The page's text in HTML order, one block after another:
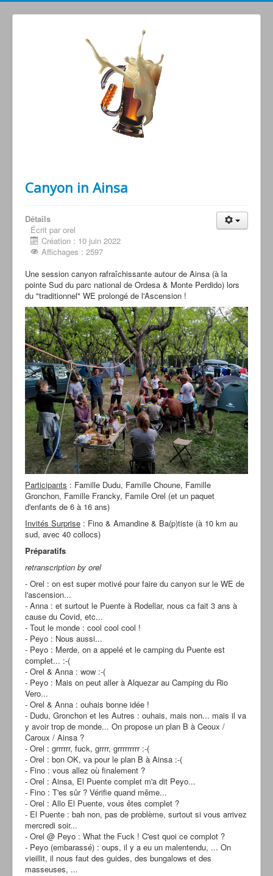
Canyon in Ainsa
Détails
Écrit par orel
Création : 10 juin 2022
Affichages : 2597
Une session canyon rafraîchissante autour de Ainsa (à la
pointe Sud du parc national de Ordesa & Monte Perdido) lors
du "traditionnel" WE prolongé de l'Ascension !
Participants : Famille Dudu, Famille Choune, Famille
Gronchon, Famille Francky, Famile Orel (et un paquet
d'enfants de 6 à 16 ans)
Invités Surprise : Fino & Amandine & Ba(p)tiste (à 10 km au
sud, avec 40 collocs)
Préparatifs
retranscription by orel
- Orel : on est super motivé pour faire du canyon sur le WE de
l'ascension...
- Anna : et surtout le Puente à Rodellar, nous ca fait 3 ans à
cause du Covid, etc...
- Tout le monde : cool cool cool !
- Peyo : Nous aussi...
- Peyo : Merde, on a appelé et le camping du Puente est
complet... :-(
- Orel & Anna : wow :-(
- Peyo : Mais on peut aller à Alquezar au Camping du Rio
Vero...
- Orel & Anna : ouhais bonne idée !
- Dudu, Gronchon et les Autres : ouhais, mais non... mais il va
y avoir trop de monde... On propose un plan B à Ceoux /
Caroux / Ainsa ?
- Orel : grrrrrr, fuck, grrrr, grrrrrrrrr :-(
- Orel : bon OK, va pour le plan B à Ainsa :-(
- Fino : vous allez où finalement ?
- Orel : Ainsa, El Puente complet m'a dit Peyo...
- Fino : T'es sûr ? Vérifie quand même...
- Orel : Allo El Puente, vous êtes complet ?
- El Puente : bah non, pas de problème, surtout si vous arrivez
mercredi soir...
- Orel @ Peyo : What the Fuck ! C'est quoi ce complot ?
- Peyo (embarassé) : oups, il y a eu un malentendu, ... On
vieillit, il nous faut des guides, des bungalows et des
masseuses, ...